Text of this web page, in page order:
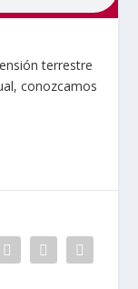
terrestre
conozcamos